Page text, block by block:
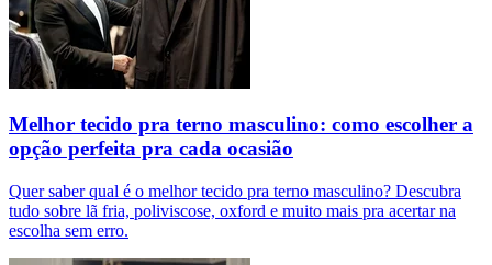
Melhor tecido pra terno masculino: como escolher a
opção perfeita pra cada ocasião
Quer saber qual é o melhor tecido pra terno masculino? Descubra
tudo sobre lã fria, poliviscose, oxford e muito mais pra acertar na
escolha sem erro.